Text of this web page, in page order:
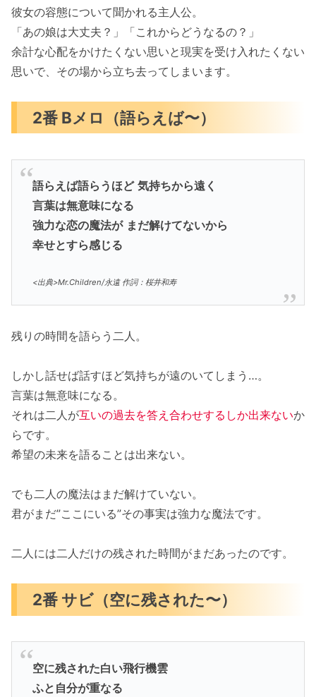
彼女の容態について聞かれる主人公。
「あの娘は大丈夫？」「これからどうなるの？」
余計な心配をかけたくない思いと現実を受け入れたくない
思いで、その場から立ち去ってしまいます。
2番 Bメロ（語らえば〜）
語らえば語らうほど 気持ちから遠く
言葉は無意味になる
強力な恋の魔法が まだ解けてないから
幸せとすら感じる
<出典>Mr.Children/永遠 作詞：桜井和寿
残りの時間を語らう二人。
しかし話せば話すほど気持ちが遠のいてしまう…。
言葉は無意味になる。
それは二人が互いの過去を答え合わせするしか出来ないか
らです。
希望の未来を語ることは出来ない。
でも二人の魔法はまだ解けていない。
君がまだ”ここにいる”その事実は強力な魔法です。
二人には二人だけの残された時間がまだあったのです。
2番 サビ（空に残された〜）
空に残された白い飛行機雲
ふと自分が重なる